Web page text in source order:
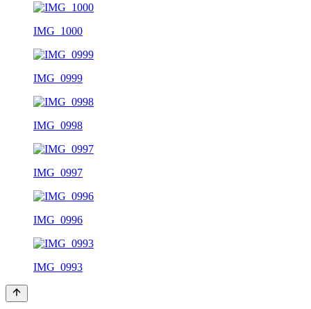
IMG_1000
IMG_0999
IMG_0998
IMG_0997
IMG_0996
IMG_0993